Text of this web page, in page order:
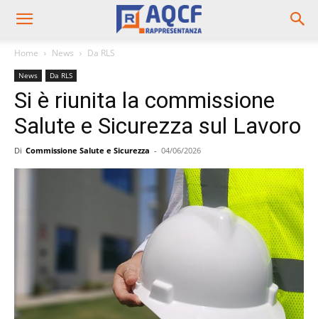
Home News Da RLS
News Da RLS
Si è riunita la commissione
Salute e Sicurezza sul Lavoro
Di Commissione Salute e Sicurezza - 04/06/2026